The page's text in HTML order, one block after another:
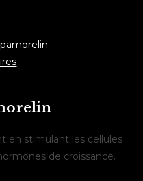
en stimulant les cellules
de croissance.